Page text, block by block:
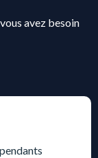
avez besoin